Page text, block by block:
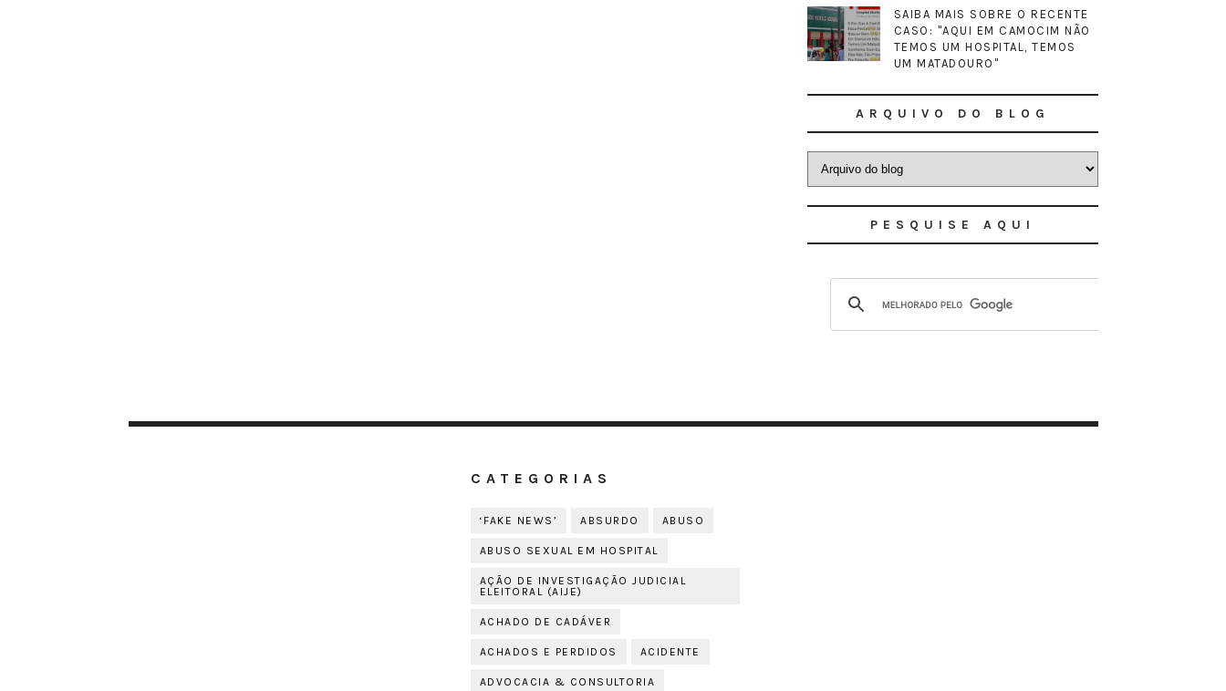
SAIBA MAIS SOBRE O RECENTE
CASO: "AQUI EM CAMOCIM NÃO
TEMOS UM HOSPITAL, TEMOS
UM MATADOURO"
ARQUIVO DO BLOG
PESQUISE AQUI
CATEGORIAS
‘FAKE NEWS’ ABSURDO ABUSO
ABUSO SEXUAL EM HOSPITAL
AÇÃO DE INVESTIGAÇÃO JUDICIAL
ELEITORAL (AIJE)
ACHADO DE CADÁVER
ACHADOS E PERDIDOS ACIDENTE
ADVOCACIA & CONSULTORIA